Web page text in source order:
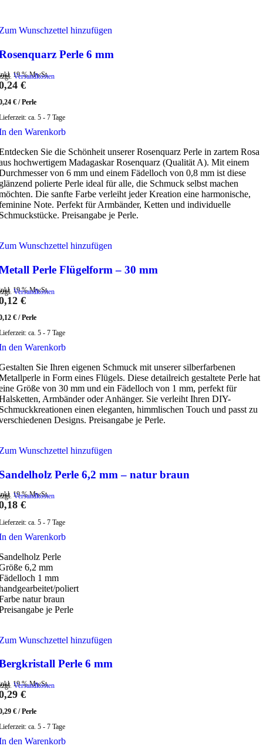
Wunschzettel hinzufügen
Perle 6 mm
19 % MwSt.
Versandkosten
€
€ /Perle
ca. 5 - 7 Tage
den Warenkorb
Sie die Schönheit unserer Rosenquarz Perle in zartem Rosa
hochwertigem Madagaskar Rosenquarz (Qualität A). Mit einem
von 6 mm und einem Fädelloch von 0,8 mm ist diese
polierte Perle ideal für alle, die Schmuck selbst machen
Die sanfte Farbe verleiht jeder Kreation eine harmonische,
Note. Perfekt für Armbänder, Ketten und individuelle
Preisangabe je Perle.
Wunschzettel hinzufügen
Perle Flügelform – 30 mm
19 % MwSt.
Versandkosten
€
€ /Perle
ca. 5 - 7 Tage
den Warenkorb
Sie Ihren eigenen Schmuck mit unserer silberfarbenen
in Form eines Flügels. Diese detailreich gestaltete Perle hat
Größe von 30 mm und ein Fädelloch von 1 mm, perfekt für
Armbänder oder Anhänger. Sie verleiht Ihren DIY-
einen eleganten, himmlischen Touch und passt zu
Designs. Preisangabe je Perle.
Wunschzettel hinzufügen
Perle 6,2 mm – natur braun
19 % MwSt.
Versandkosten
€
ca. 5 - 7 Tage
den Warenkorb
Perle
6,2 mm
1 mm
poliert
natur braun
je Perle
Wunschzettel hinzufügen
Perle 6 mm
19 % MwSt.
Versandkosten
€
€ /Perle
ca. 5 - 7 Tage
den Warenkorb